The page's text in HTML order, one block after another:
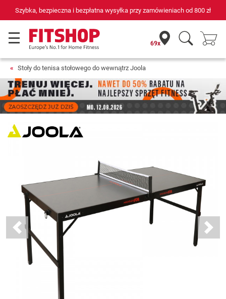
Szybka, bezpieczna i bezpłatna wysyłka przy zamówieniach od 800 zł
69x
Stoły do tenisa stołowego do wewnątrz Joola
Previous Next